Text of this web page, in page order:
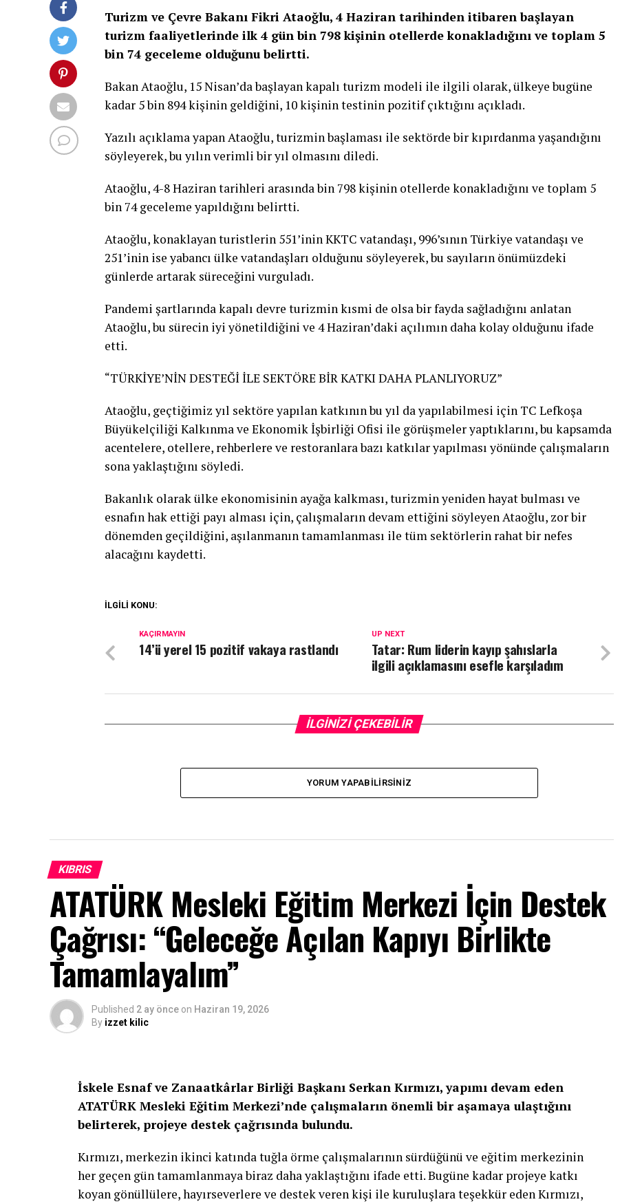
Turizm ve Çevre Bakanı Fikri Ataoğlu, 4 Haziran tarihinden itibaren başlayan
turizm faaliyetlerinde ilk 4 gün bin 798 kişinin otellerde konakladığını ve toplam 5
bin 74 geceleme olduğunu belirtti.
Bakan Ataoğlu, 15 Nisan’da başlayan kapalı turizm modeli ile ilgili olarak, ülkeye bugüne
kadar 5 bin 894 kişinin geldiğini, 10 kişinin testinin pozitif çıktığını açıkladı.
Yazılı açıklama yapan Ataoğlu, turizmin başlaması ile sektörde bir kıpırdanma yaşandığını
söyleyerek, bu yılın verimli bir yıl olmasını diledi.
Ataoğlu, 4-8 Haziran tarihleri arasında bin 798 kişinin otellerde konakladığını ve toplam 5
bin 74 geceleme yapıldığını belirtti.
Ataoğlu, konaklayan turistlerin 551’inin KKTC vatandaşı, 996’sının Türkiye vatandaşı ve
251’inin ise yabancı ülke vatandaşları olduğunu söyleyerek, bu sayıların önümüzdeki
günlerde artarak süreceğini vurguladı.
Pandemi şartlarında kapalı devre turizmin kısmi de olsa bir fayda sağladığını anlatan
Ataoğlu, bu sürecin iyi yönetildiğini ve 4 Haziran’daki açılımın daha kolay olduğunu ifade
etti.
“TÜRKİYE’NİN DESTEĞİ İLE SEKTÖRE BİR KATKI DAHA PLANLIYORUZ”
Ataoğlu, geçtiğimiz yıl sektöre yapılan katkının bu yıl da yapılabilmesi için TC Lefkoşa
Büyükelçiliği Kalkınma ve Ekonomik İşbirliği Ofisi ile görüşmeler yaptıklarını, bu kapsamda
acentelere, otellere, rehberlere ve restoranlara bazı katkılar yapılması yönünde çalışmaların
sona yaklaştığını söyledi.
Bakanlık olarak ülke ekonomisinin ayağa kalkması, turizmin yeniden hayat bulması ve
esnafın hak ettiği payı alması için, çalışmaların devam ettiğini söyleyen Ataoğlu, zor bir
dönemden geçildiğini, aşılanmanın tamamlanması ile tüm sektörlerin rahat bir nefes
alacağını kaydetti.
İLGİLİ KONU:
UP NEXT
Tatar: Rum liderin kayıp şahıslarla
ilgili açıklamasını esefle karşıladım
KAÇIRMAYIN
14’ü yerel 15 pozitif vakaya rastlandı
İLGİNİZİ ÇEKEBİLİR
YORUM YAPABILIRSINIZ
KIBRIS
ATATÜRK Mesleki Eğitim Merkezi İçin Destek
Çağrısı: “Geleceğe Açılan Kapıyı Birlikte
Tamamlayalım”
Published 2 ay önce on Haziran 19, 2026
By izzet kilic
İskele Esnaf ve Zanaatkârlar Birliği Başkanı Serkan Kırmızı, yapımı devam eden
ATATÜRK Mesleki Eğitim Merkezi’nde çalışmaların önemli bir aşamaya ulaştığını
belirterek, projeye destek çağrısında bulundu.
Kırmızı, merkezin ikinci katında tuğla örme çalışmalarının sürdüğünü ve eğitim merkezinin
her geçen gün tamamlanmaya biraz daha yaklaştığını ifade etti. Bugüne kadar projeye katkı
koyan gönüllülere, hayırseverlere ve destek veren kişi ile kuruluşlara teşekkür eden Kırmızı,